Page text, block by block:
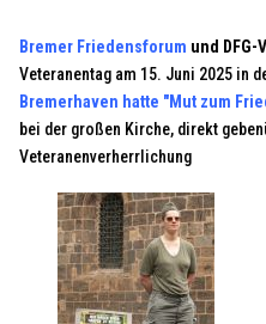
Bremer Friedensforum und DFG-
Veteranentag am 15. Juni 2025 in
Bremerhaven hatte "Mut zum
bei der großen Kirche, direkt
Veteranenverherrlichung